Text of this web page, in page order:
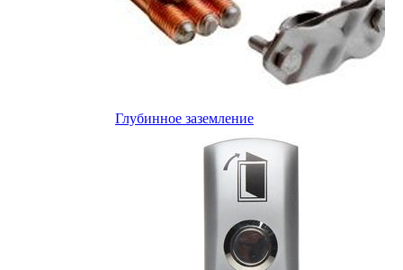
Глубинное заземление